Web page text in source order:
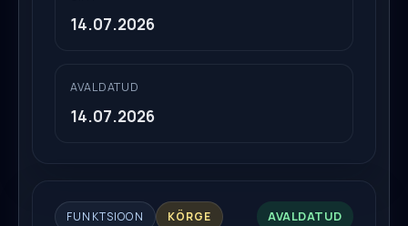
14.07.2026
AVALDATUD
14.07.2026
FUNKTSIOON KÕRGE AVALDATUD